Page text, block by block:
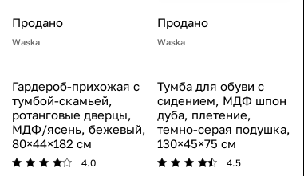
Продано
Waska
Гардероб-прихожая с
тумбой-скамьей,
ротанговые дверцы,
МДФ/ясень, бежевый,
80×44×182 см
4.0
Продано
Waska
Тумба для обуви с
сидением, МДФ шпон
дуба, плетение,
темно-серая подушка,
130×45×75 см
4.5